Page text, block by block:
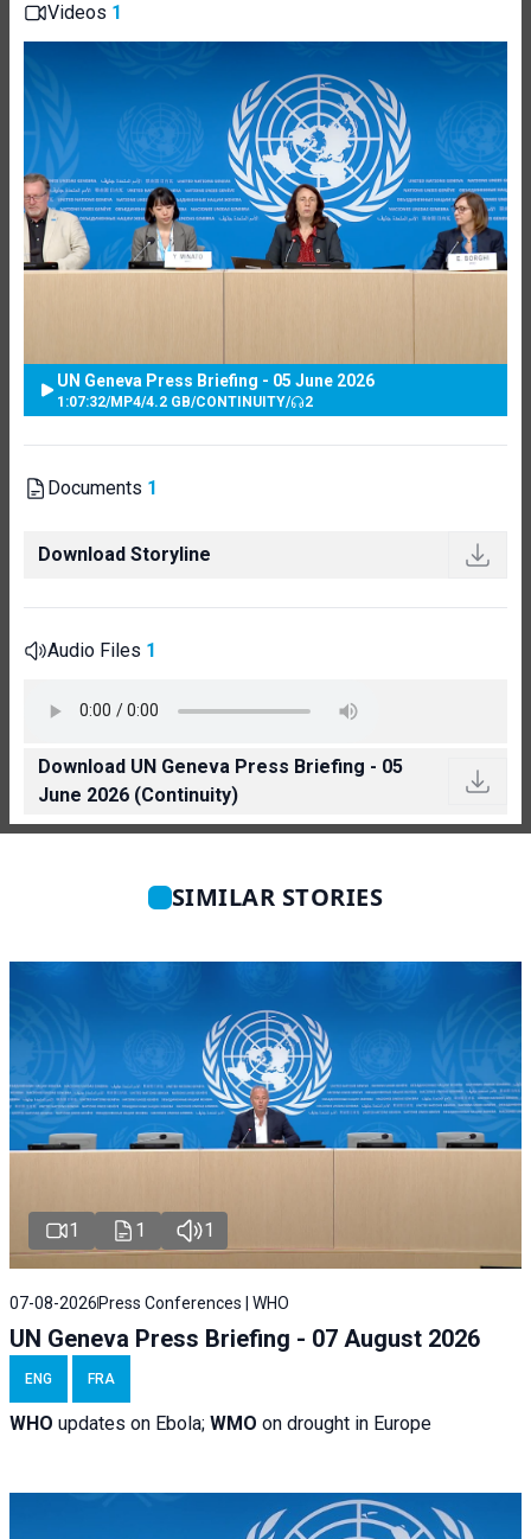
Videos 1
UN Geneva Press Briefing - 05 June 2026
1:07:32/MP4/4.2 GB/CONTINUITY/ 2
Documents 1
Download Storyline
Audio Files 1
Download UN Geneva Press Briefing - 05
June 2026 (Continuity)
SIMILAR STORIES
1 1 1
07-08-2026 Press Conferences | WHO
UN Geneva Press Briefing - 07 August 2026
ENG FRA
WHO updates on Ebola; WMO on drought in Europe